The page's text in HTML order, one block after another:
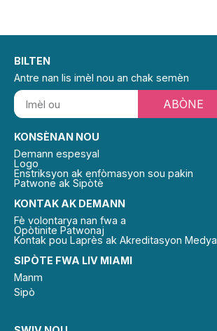
SIPÒTE FWA LIV MIAMI
Manm
Sipò
KONTAK AK DEMANN
Fè volontarya nan fwa a
Opòtinite Patwonaj
Kontak pou Laprès ak Akreditasyon Medya
KONSÈNAN NOU
Demann espesyal
Logo
Enstriksyon ak enfòmasyon sou pakin
Patwone ak Sipòtè
BILTEN
Antre nan lis imèl nou an chak semèn
ABÒNE